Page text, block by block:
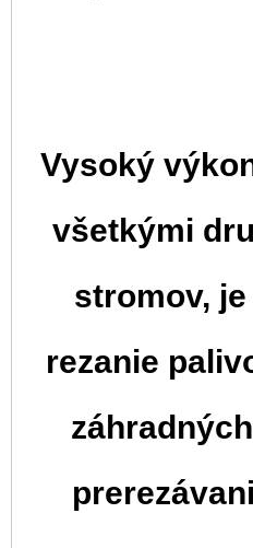
Vysoký
všetkými
stromov,
rezanie